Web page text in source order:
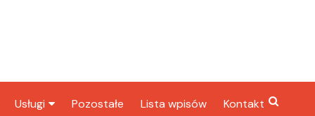
Usługi Pozostałe Lista wpisów Kontakt